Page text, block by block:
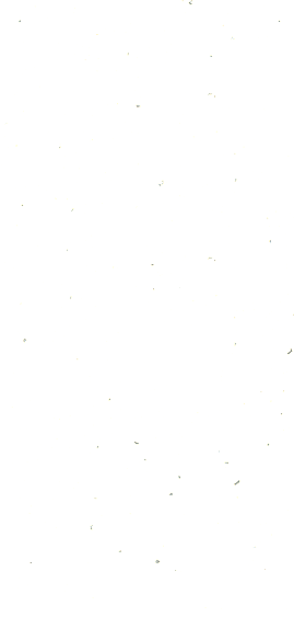
１月のカレンダー
12月のカレンダー
2025年11月30日
１１月のカレンダー
2025年11月20日